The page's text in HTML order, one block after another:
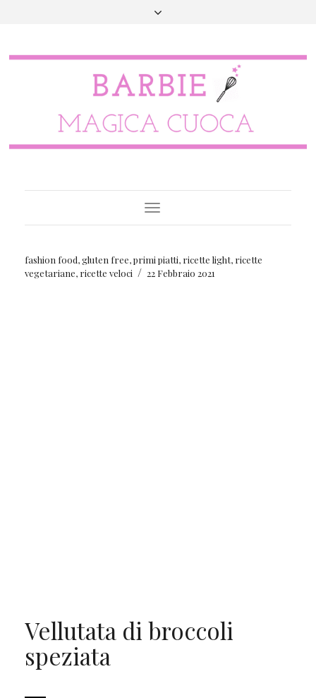
Toggle
Navigation
fashion food,gluten free,primi piatti, ricette light, ricette
vegetariane, ricette veloci / 22 Febbraio 2021
Vellutata di broccoli
speziata